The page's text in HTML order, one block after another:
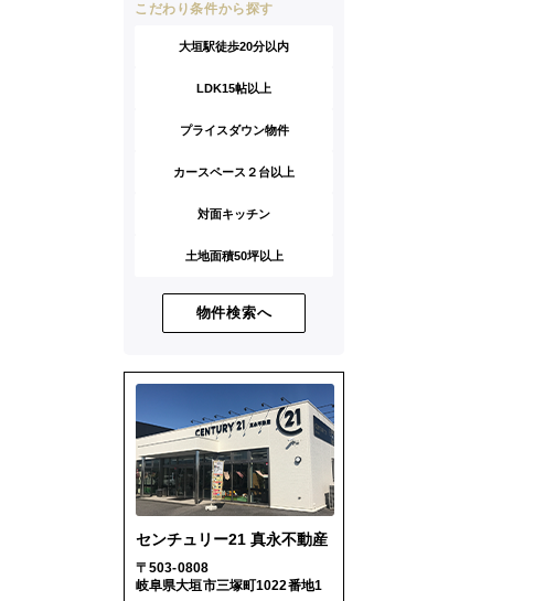
こだわり条件から探す
大垣駅徒歩20分以内
LDK15帖以上
プライスダウン物件
カースペース２台以上
対面キッチン
土地面積50坪以上
物件検索へ
センチュリー21 真永不動産
〒503-0808
岐阜県大垣市三塚町1022番地1